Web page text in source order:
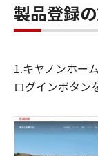
製品登録
1.キヤノンホー
ログインボタン